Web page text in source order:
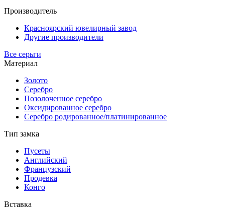
Производитель
Красноярский ювелирный завод
Другие производители
Все серьги
Материал
Золото
Серебро
Позолоченное серебро
Оксидированное серебро
Серебро родированное/платинированное
Тип замка
Пусеты
Английский
Французский
Продевка
Конго
Вставка